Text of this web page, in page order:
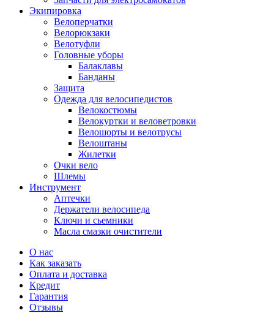
Экипировка
Велоперчатки
Велорюкзаки
Велотуфли
Головные уборы
Балаклавы
Банданы
Защита
Одежда для велосипедистов
Велокостюмы
Велокуртки и веловетровки
Велошорты и велотрусы
Велоштаны
Жилетки
Очки вело
Шлемы
Инструмент
Аптечки
Держатели велосипеда
Ключи и сьемники
Масла смазки очистители
О нас
Как заказать
Оплата и доставка
Кредит
Гарантия
Отзывы